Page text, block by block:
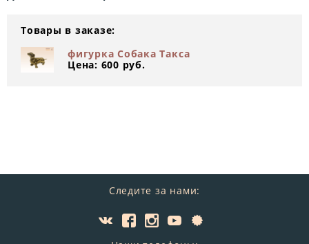
Товары в заказе:
фигурка Собака Такса
Цена: 600 руб.
Следите за нами: